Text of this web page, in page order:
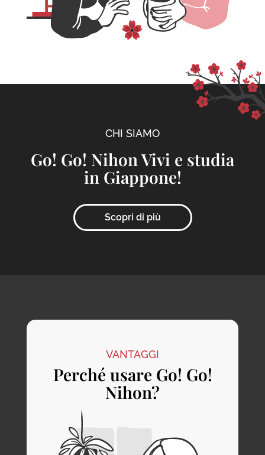
CHI SIAMO
Go! Go! Nihon Vivi e studia
in Giappone!
Scopri di più
VANTAGGI
Perché usare Go! Go!
Nihon?